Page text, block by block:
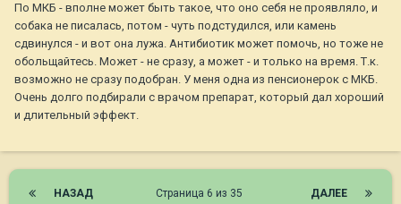
По МКБ - вполне может быть такое, что оно себя не проявляло, и
собака не писалась, потом - чуть подстудился, или камень
сдвинулся - и вот она лужа. Антибиотик может помочь, но тоже не
обольщайтесь. Может - не сразу, а может - и только на время. Т.к.
возможно не сразу подобран. У меня одна из пенсионерок с МКБ.
Очень долго подбирали с врачом препарат, который дал хороший
и длительный эффект.
НАЗАД ДАЛЕЕ
Страница 6 из 35